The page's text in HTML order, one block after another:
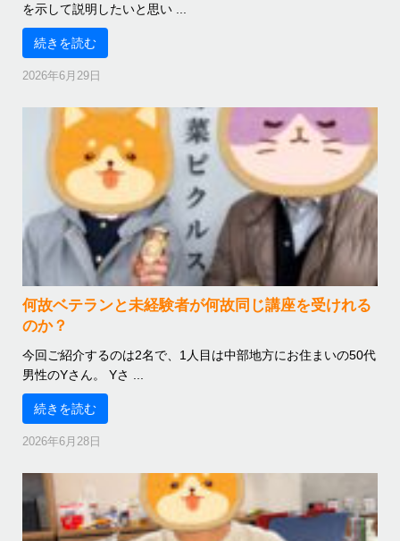
を示して説明したいと思い ...
続きを読む
2026年6月29日
何故ベテランと未経験者が何故同じ講座を受けれる
のか？
今回ご紹介するのは2名で、1人目は中部地方にお住まいの50代
男性のYさん。 Yさ ...
続きを読む
2026年6月28日